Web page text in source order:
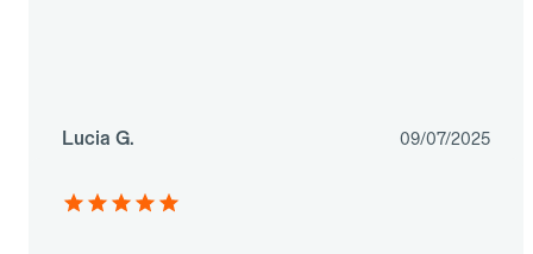
Lucia G. 09/07/2025